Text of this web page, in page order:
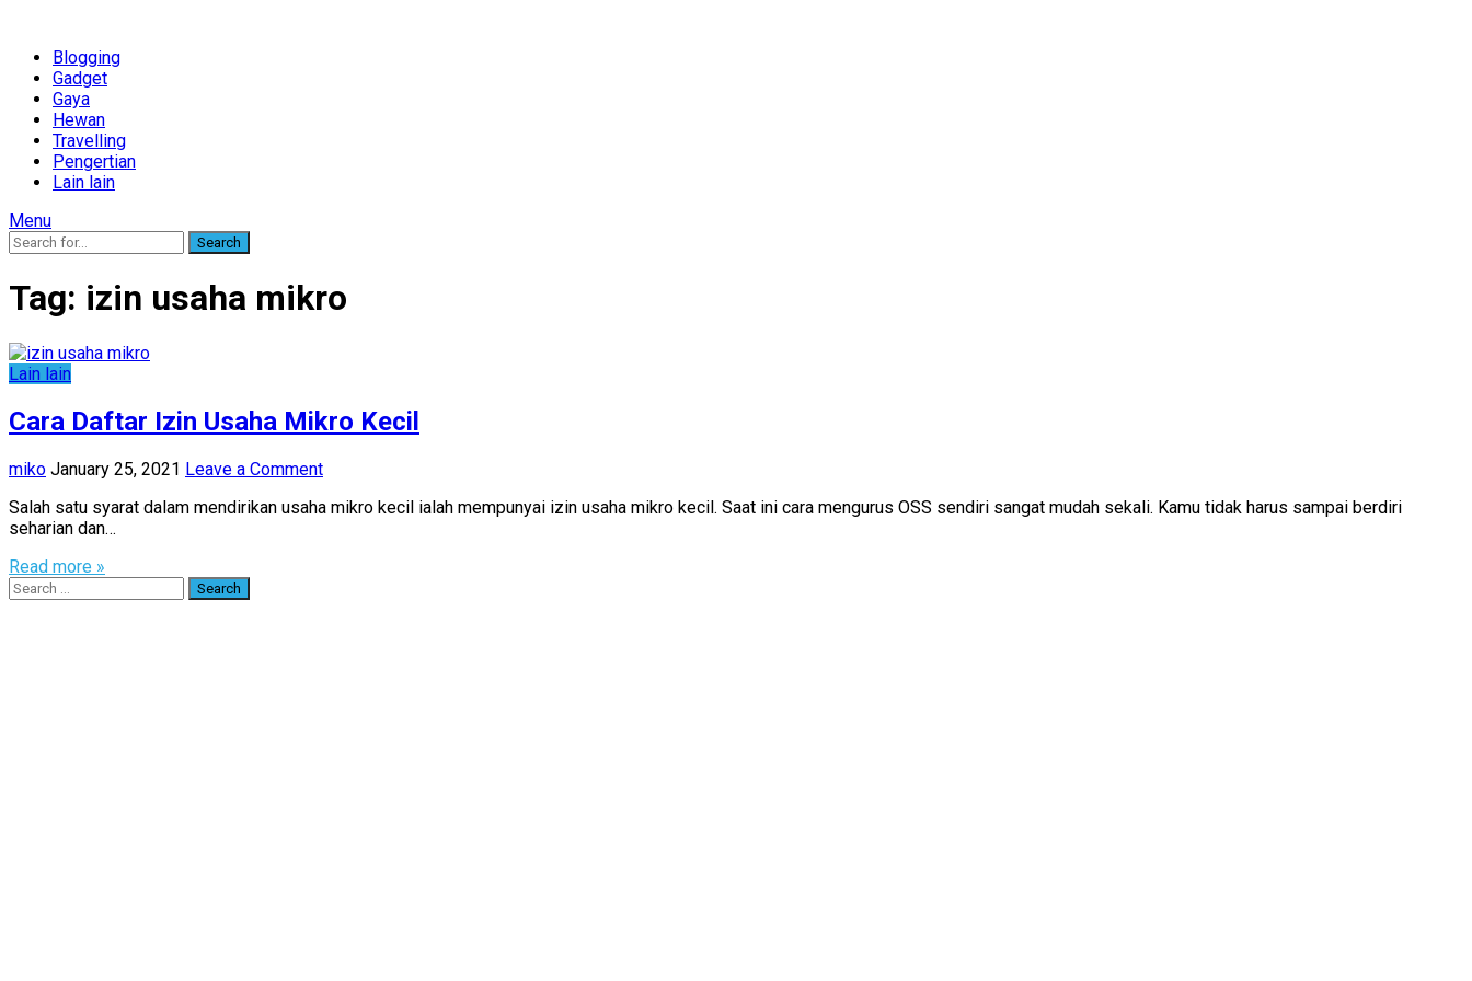
Blogging
Gadget
Gaya
Hewan
Travelling
Pengertian
Lain lain
Menu
Search
Tag: izin usaha mikro
Lain lain
Cara Daftar Izin Usaha Mikro Kecil
miko January 25, 2021 Leave a Comment
Salah satu syarat dalam mendirikan usaha mikro kecil ialah mempunyai izin usaha mikro kecil. Saat ini cara mengurus OSS sendiri sangat mudah sekali. Kamu tidak harus sampai berdiri
seharian dan…
Read more »
Search
for: